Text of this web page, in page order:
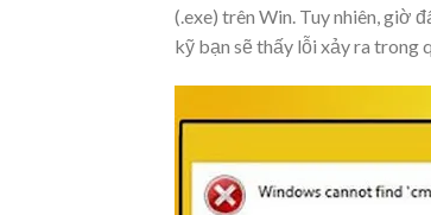
(.exe) trên Win. Tuy nhiên, giờ
kỹ bạn sẽ thấy lỗi xảy ra trong